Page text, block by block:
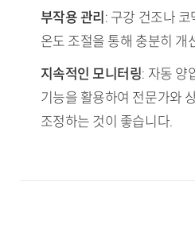
부작용 관리 : 구강 건조나
온도 조절을 통해 충분히 개
지속적인 모니터링: 자동 양
기능을 활용하여 전문가와
조정하는 것이 좋습니다.